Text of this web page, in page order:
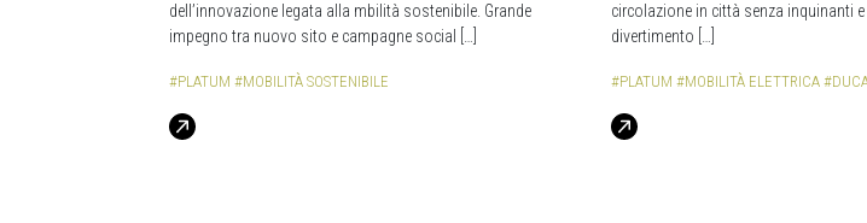
dell’innovazione legata alla mbilità sostenibile. Grande
impegno tra nuovo sito e campagne social […]
#PLATUM #MOBILITÀ SOSTENIBILE
circolazione in città senza inquinanti
divertimento […]
#PLATUM #MOBILITÀ ELETTRICA